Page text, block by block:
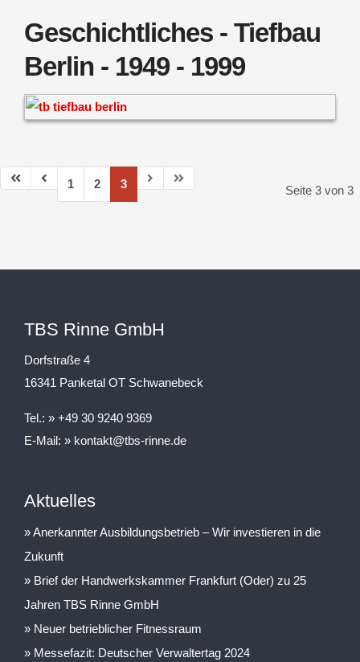
Geschichtliches - Tiefbau
Berlin - 1949 - 1999
Seite 3 von 3
1 2 3
TBS Rinne GmbH
Dorfstraße 4
16341 Panketal OT Schwanebeck
Tel.:
+49 30 9240 9369
E-Mail:
kontakt@tbs-rinne.de
Aktuelles
Anerkannter Ausbildungsbetrieb – Wir investieren in die
Zukunft
Brief der Handwerkskammer Frankfurt (Oder) zu 25
Jahren TBS Rinne GmbH
Neuer betrieblicher Fitnessraum
Messefazit: Deutscher Verwaltertag 2024